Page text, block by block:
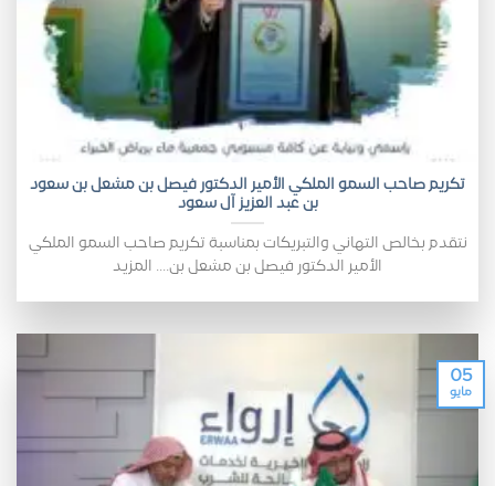
تكريم صاحب السمو الملكي الأمير الدكتور فيصل بن مشعل بن سعود
بن عبد العزيز آل سعود
نتقدم بخالص التهاني والتبريكات بمناسبة تكريم صاحب السمو الملكي
الأمير الدكتور فيصل بن مشعل بن.... المزيد
05
مايو